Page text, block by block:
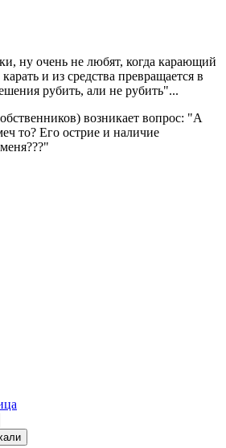
ну очень не любят, когда карающий
и из средства превращается в
рубить, али не рубить"...
возникает вопрос: "А
то? Его острие и наличие